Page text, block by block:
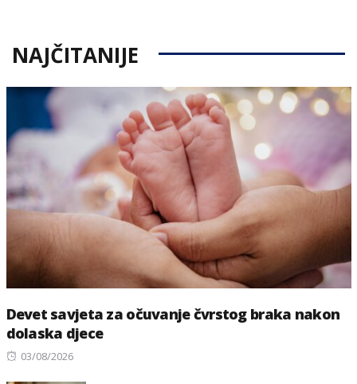
NAJČITANIJE
Devet savjeta za očuvanje čvrstog braka nakon
dolaska djece
Posted
03/08/2026